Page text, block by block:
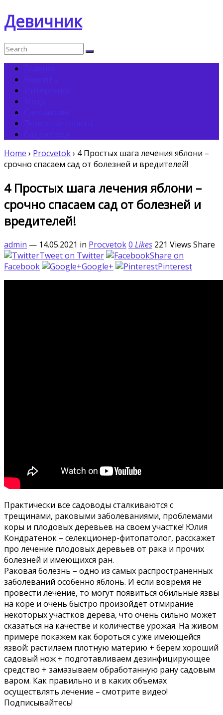
Девичник
Home › Procvetok› 4 Простых шага лечения яблони –
срочно спасаем сад от болезней и вредителей!
4 Простых шага лечения яблони –
срочно спасаем сад от болезней и
вредителей!
admin — 14.05.2021 in Procvetok0 Likes 221 Views Share
Tweet on Twitter
Share on
Facebook
Google+ Pinterest
Практически все садоводы сталкиваются с
трещинами, раковыми заболеваниями, проблемами
коры и плодовых деревьев на своем участке! Юлия
Кондратенок – селекционер-фитопатолог, расскажет
про лечение плодовых деревьев от рака и прочих
болезней и имеющихся ран.
Раковая болезнь – одно из самых распространенных
заболеваний особенно яблонь. И если вовремя не
провести лечение, то могут появиться обильные язвы
на коре и очень быстро произойдет отмирание
некоторых участков дерева, что очень сильно может
сказаться на качестве и количестве урожая. На живом
примере покажем как бороться с уже имеющейся
язвой: растилаем плотную материю + берем хороший
садовый нож + подготавливаем дезинфицирующее
средство + замазываем обработанную рану садовым
варом. Как правильно и в каких объемах
осуществлять лечение – смотрите видео!
Подписывайтесь!